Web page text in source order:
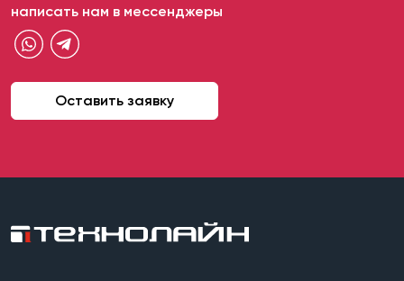
написать нам в мессенджеры
Оставить заявку